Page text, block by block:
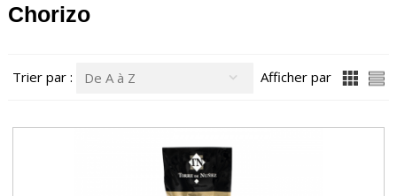
Chorizo
Afficher par
Trier par : De A à Z